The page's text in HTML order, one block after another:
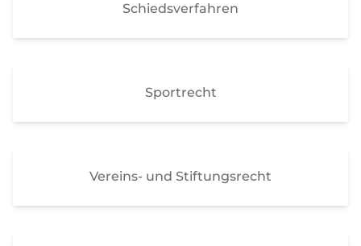
Schiedsverfahren
Sportrecht
Vereins- und Stiftungsrecht